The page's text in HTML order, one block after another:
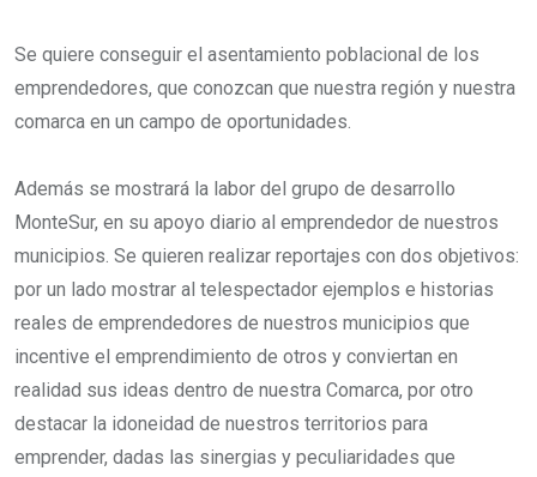
Se quiere conseguir el asentamiento poblacional de los
emprendedores, que conozcan que nuestra región y nuestra
comarca en un campo de oportunidades.
Además se mostrará la labor del grupo de desarrollo
MonteSur, en su apoyo diario al emprendedor de nuestros
municipios. Se quieren realizar reportajes con dos objetivos:
por un lado mostrar al telespectador ejemplos e historias
reales de emprendedores de nuestros municipios que
incentive el emprendimiento de otros y conviertan en
realidad sus ideas dentro de nuestra Comarca, por otro
destacar la idoneidad de nuestros territorios para
emprender, dadas las sinergias y peculiaridades que